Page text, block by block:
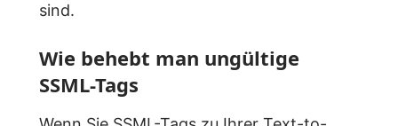
sind.
Wie behebt man ungültige
SSML-Tags